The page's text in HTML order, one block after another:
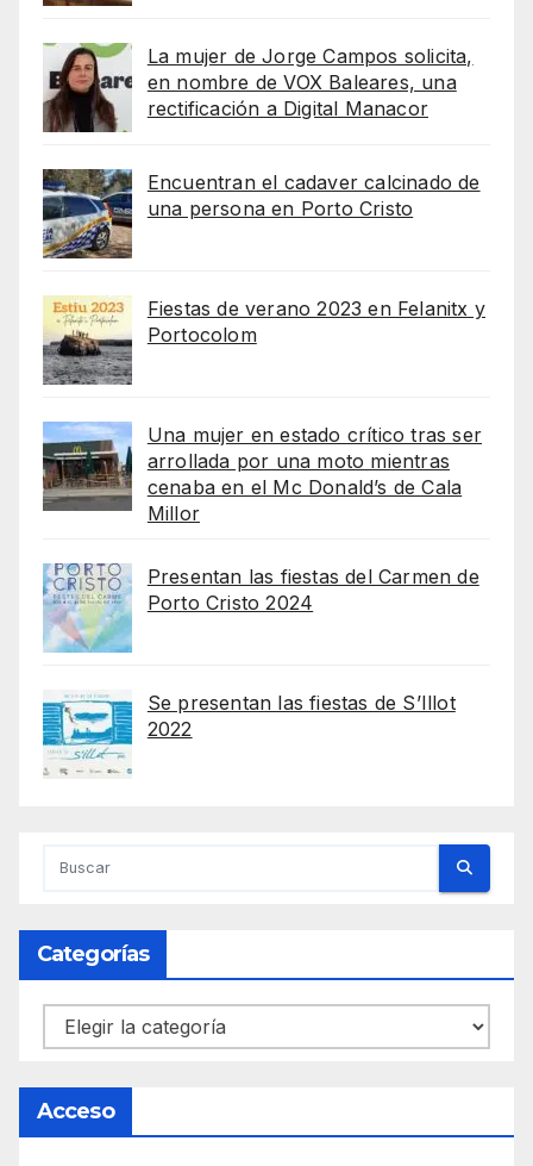
La mujer de Jorge Campos solicita,
en nombre de VOX Baleares, una
rectificación a Digital Manacor
Encuentran el cadaver calcinado de
una persona en Porto Cristo
Fiestas de verano 2023 en Felanitx y
Portocolom
Una mujer en estado crítico tras ser
arrollada por una moto mientras
cenaba en el Mc Donald’s de Cala
Millor
Presentan las fiestas del Carmen de
Porto Cristo 2024
Se presentan las fiestas de S’Illot
2022
Categorías
Categorías
Acceso